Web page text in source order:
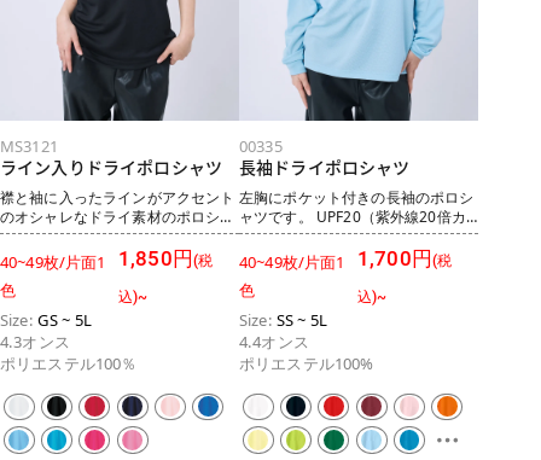
MS3121
ライン入りドライポロシャツ
襟と袖に入ったラインがアクセント
のオシャレなドライ素材のポロシャ
ツ。 ポリジン加工を使用しているた
め、汗をニオイにしません。 ※ポリ
ジンとは環境にやさしい再生銀から
作られる銀イオンによる抗菌防臭加
工技術です ポリジン加工の３つの特
徴としてはバクテリアの繁殖を抑制
し、洗濯しても効果が続き、環境に
やさしいところ。 UVカット機能付
きのため屋外の作業にも向いてお
り、汗をかきやすい部活や仕事場で
のユニフォーム、臭いのつきやすい
飲食店や、部屋干しの際にも嫌なニ
40~49枚/片面1
色
1,850円(税
込)~
Size: GS ~ 5L
4.3オンス
ポリエステル100％
00335
長袖ドライポロシャツ
左胸にポケット付きの長袖のポロシ
ャツです。 UPF20（紫外線20倍カ
ット）のため、紫外線の約90%を遮
断する機能があり屋外での作業の際
の日焼け対策としても◎ 襟はフィッ
ト感を高めるリブ仕様となってお
り、洗濯してもよれにくいです。 ス
リットが入っているため、アクティ
ブなシーンでも動きやすいです。 少
し薄めな生地になっていて、吸汗速
乾性に優れたメッシュ素材のため洗
濯をしてもすぐに乾きやすく通気性
も良いです。 引越し用の作業着や、
かっちりとした印象を与えることも
40~49枚/片面1
色
1,700円(税
込)~
Size: SS ~ 5L
4.4オンス
ポリエステル100%